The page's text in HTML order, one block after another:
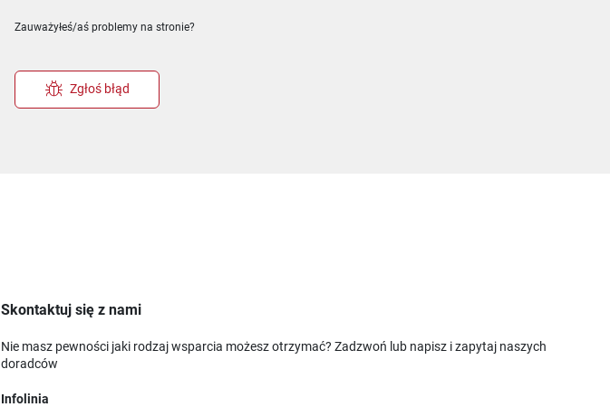
Zauważyłeś/aś problemy na stronie?
Zgłoś błąd
Skontaktuj się z nami
Nie masz pewności jaki rodzaj wsparcia możesz otrzymać? Zadzwoń lub napisz i zapytaj naszych
doradców
Infolinia